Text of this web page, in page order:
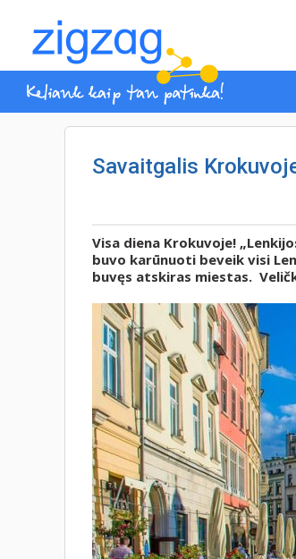
Savaitgalis
Visa diena Krokuvoje!
buvo karūnuoti beveik visi
buvęs atskiras miestas.